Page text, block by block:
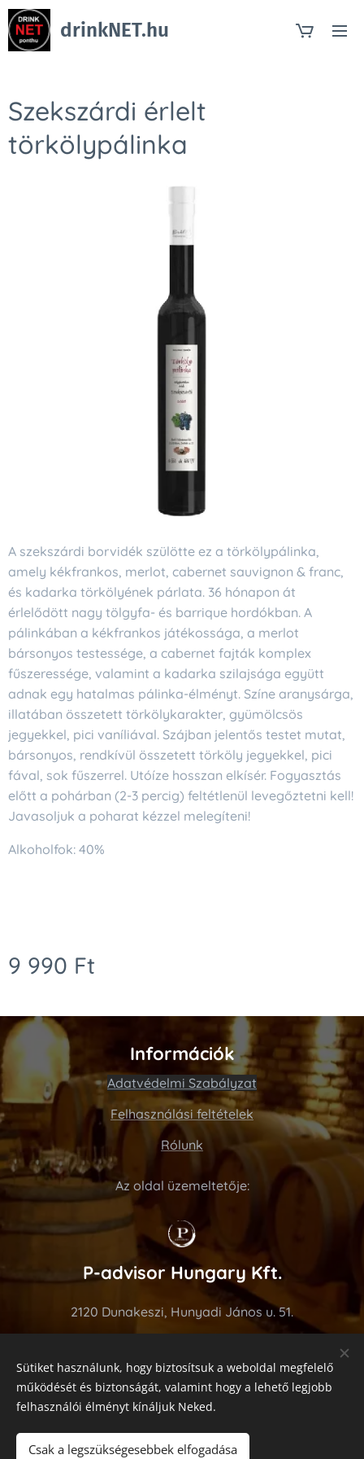
drinkNET.hu
Szekszárdi érlelt
törkölypálinka
A szekszárdi borvidék szülötte ez a törkölypálinka,
amely kékfrankos, merlot, cabernet sauvignon & franc,
és kadarka törkölyének párlata. 36 hónapon át
érlelődött nagy tölgyfa- és barrique hordókban. A
pálinkában a kékfrankos játékossága, a merlot
bársonyos testessége, a cabernet fajták komplex
fűszeressége, valamint a kadarka szilajsága együtt
adnak egy hatalmas pálinka-élményt. Színe aranysárga,
illatában összetett törkölykarakter, gyümölcsös
jegyekkel, pici vaníliával. Szájban jelentős testet mutat,
bársonyos, rendkívül összetett törköly jegyekkel, pici
fával, sok fűszerrel. Utóíze hosszan elkísér. Fogyasztás
előtt a pohárban (2-3 percig) feltétlenül levegőztetni kell!
Javasoljuk a poharat kézzel melegíteni!
Alkoholfok: 40%
9 990 Ft
Információk
Adatvédelmi Szabályzat
Felhasználási feltételek
Rólunk
Az oldal üzemeltetője:
P-advisor Hungary Kft.
2120 Dunakeszi, Hunyadi János u. 51.
https://www.p-advisor.com
Sütik
Sütiket használunk, hogy biztosítsuk a weboldal megfelelő
működését és biztonságát, valamint hogy a lehető legjobb
felhasználói élményt kínáljuk Neked.
Csak a legszükségesebbek elfogadása